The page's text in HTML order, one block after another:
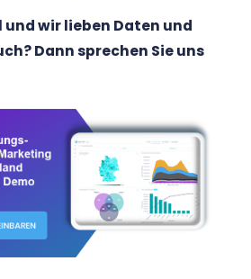
und wir lieben Daten und
Dann sprechen Sie uns